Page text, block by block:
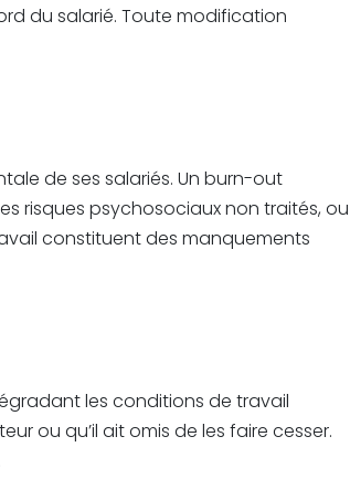
du salarié. Toute modification
de ses salariés. Un burn-out
risques psychosociaux non traités, ou
constituent des manquements
les conditions de travail
ou qu’il ait omis de les faire cesser.